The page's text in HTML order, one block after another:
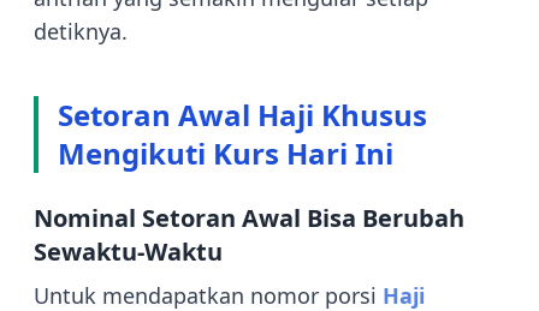
detiknya.
Setoran Awal Haji Khusus
Mengikuti Kurs Hari Ini
Nominal Setoran Awal Bisa Berubah
Sewaktu-Waktu
Untuk mendapatkan nomor porsi Haji